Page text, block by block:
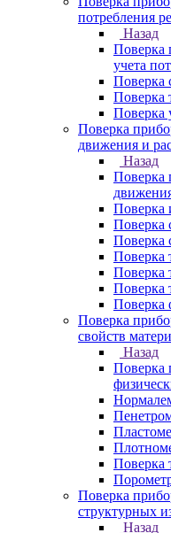
потребления
Назад
Поверка
учета
Поверка
Поверка
Поверка
Поверка
движения и
Назад
Поверка
Поверка
Поверка
Поверка
Поверка
Поверка
Поверка
Поверка
Поверка
свойств
Назад
Поверка
Поверка
Поверка
структурных
Назад